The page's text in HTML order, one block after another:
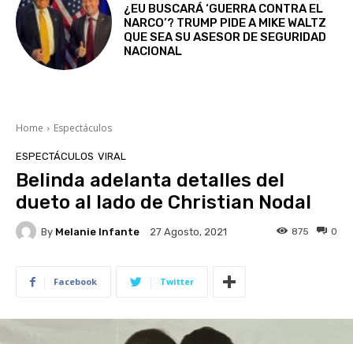
¿EU BUSCARÁ ‘GUERRA CONTRA EL
NARCO’? TRUMP PIDE A MIKE WALTZ
QUE SEA SU ASESOR DE SEGURIDAD
NACIONAL